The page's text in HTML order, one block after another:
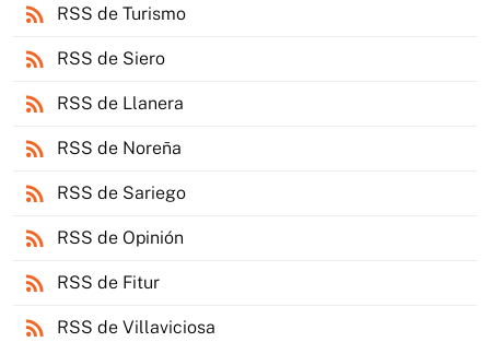
rss_feed RSS de Turismo
rss_feed RSS de Siero
rss_feed RSS de Llanera
rss_feed RSS de Noreña
rss_feed RSS de Sariego
rss_feed RSS de Opinión
rss_feed RSS de Fitur
rss_feed RSS de Villaviciosa